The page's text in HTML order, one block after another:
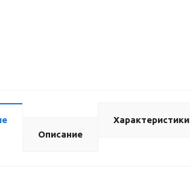
Описание
Характеристики